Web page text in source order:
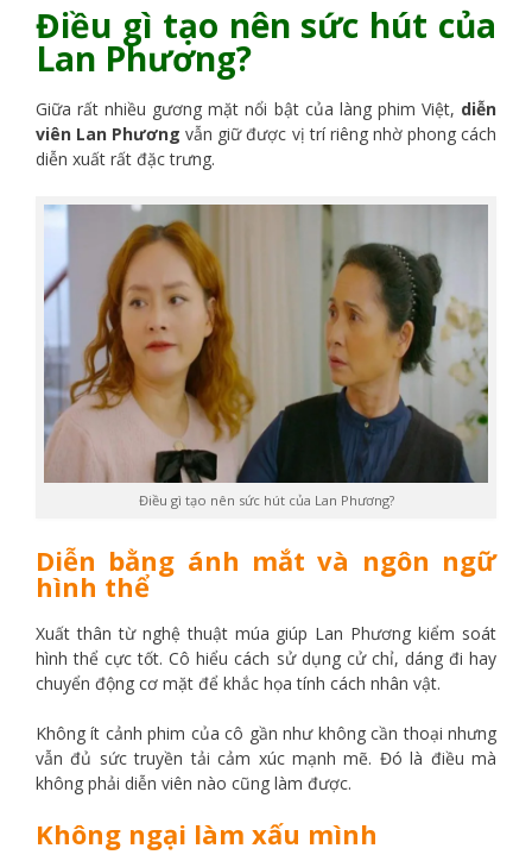
Điều gì tạo nên sức hút của
Lan Phương?
Giữa rất nhiều gương mặt nổi bật của làng phim Việt, diễn
viên Lan Phương vẫn giữ được vị trí riêng nhờ phong cách
diễn xuất rất đặc trưng.
Điều gì tạo nên sức hút của Lan Phương?
Diễn bằng ánh mắt và ngôn ngữ
hình thể
Xuất thân từ nghệ thuật múa giúp Lan Phương kiểm soát
hình thể cực tốt. Cô hiểu cách sử dụng cử chỉ, dáng đi hay
chuyển động cơ mặt để khắc họa tính cách nhân vật.
Không ít cảnh phim của cô gần như không cần thoại nhưng
vẫn đủ sức truyền tải cảm xúc mạnh mẽ. Đó là điều mà
không phải diễn viên nào cũng làm được.
Không ngại làm xấu mình